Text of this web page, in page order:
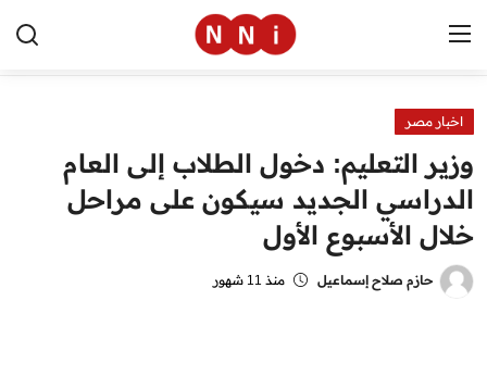
الرئيسية
اخبار مصر
العالم
الرياضة
اخبار مصر
وزير التعليم: دخول الطلاب إلى العام
الدراسي الجديد سيكون على مراحل
خلال الأسبوع الأول
حازم صلاح إسماعيل منذ 11 شهور